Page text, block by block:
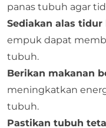
panas tubuh agar
Sediakan alas tidur
empuk dapat
tubuh.
Berikan makanan
meningkatkan
tubuh.
Pastikan tubuh